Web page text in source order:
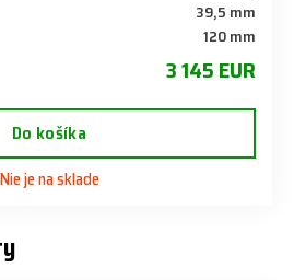
39,5 mm
120 mm
3 145 EUR
Do košíka
Nie je na sklade